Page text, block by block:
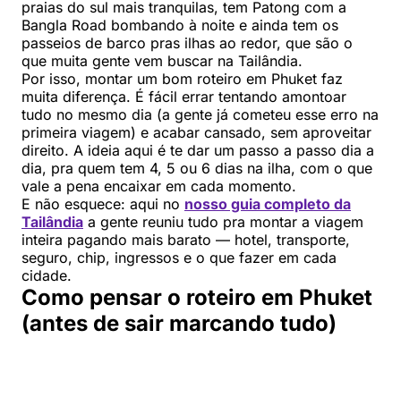
praias do sul mais tranquilas, tem Patong com a
Bangla Road bombando à noite e ainda tem os
passeios de barco pras ilhas ao redor, que são o
que muita gente vem buscar na Tailândia.
Por isso, montar um bom roteiro em Phuket faz
muita diferença. É fácil errar tentando amontoar
tudo no mesmo dia (a gente já cometeu esse erro na
primeira viagem) e acabar cansado, sem aproveitar
direito. A ideia aqui é te dar um passo a passo dia a
dia, pra quem tem 4, 5 ou 6 dias na ilha, com o que
vale a pena encaixar em cada momento.
E não esquece: aqui no nosso guia completo da
Tailândia a gente reuniu tudo pra montar a viagem
inteira pagando mais barato — hotel, transporte,
seguro, chip, ingressos e o que fazer em cada
cidade.
Como pensar o roteiro em Phuket
(antes de sair marcando tudo)